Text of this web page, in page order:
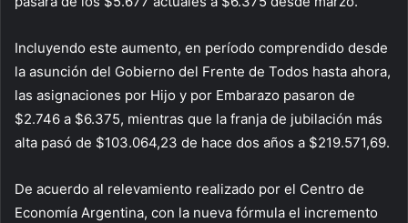
Incluyendo este aumento, en período comprendido desde
la asunción del Gobierno del Frente de Todos hasta ahora,
las asignaciones por Hijo y por Embarazo pasaron de
$2.746 a $6.375, mientras que la franja de jubilación más
alta pasó de $103.064,23 de hace dos años a $219.571,69.
De acuerdo al relevamiento realizado por el Centro de
Economía Argentina, con la nueva fórmula el incremento